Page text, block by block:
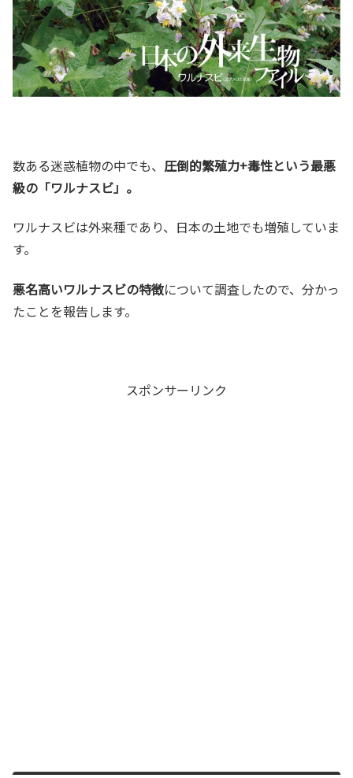
数ある迷惑植物の中でも、 圧倒的繁殖力+毒性という最悪
級の「ワルナスビ」。
ワルナスビは外来種であり、日本の土地でも増殖していま
す。
悪名高いワルナスビの特徴について調査したので、分かっ
たことを報告します。
スポンサーリンク